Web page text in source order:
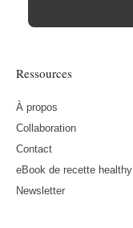
Ressources
À propos
Collaboration
Contact
eBook de recette healthy
Newsletter